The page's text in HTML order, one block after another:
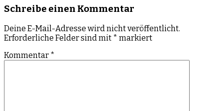
Schreibe einen Kommentar
Deine E-Mail-Adresse wird nicht veröffentlicht.
Erforderliche Felder sind mit * markiert
Kommentar *